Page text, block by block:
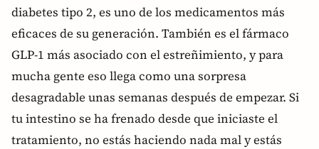
diabetes tipo 2, es uno de los medicamentos más
eficaces de su generación. También es el fármaco
GLP-1 más asociado con el estreñimiento, y para
mucha gente eso llega como una sorpresa
desagradable unas semanas después de empezar. Si
tu intestino se ha frenado desde que iniciaste el
tratamiento, no estás haciendo nada mal y estás